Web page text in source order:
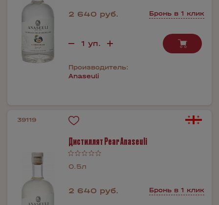
2 640 руб. Бронь в 1 клик
Производитель:
Anaseuli
39119
Дистиллят Pear Anaseuli
0.5л
2 640 руб. Бронь в 1 клик